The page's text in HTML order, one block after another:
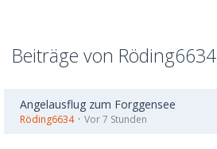
Beiträge von Röding6634
Angelausflug zum Forggensee
Röding6634 Vor 7 Stunden